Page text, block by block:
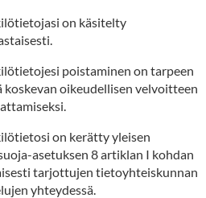
on käsitelty
poistaminen on tarpeen
koskevan oikeudellisen velvoitteen
on kerätty yleisen
asetuksen 8 artiklan I kohdan
tarjottujen tietoyhteiskunnan
yhteydessä.